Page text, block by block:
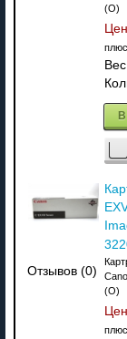
(О)
плюс
Отзывов (0)
(О)
плюс